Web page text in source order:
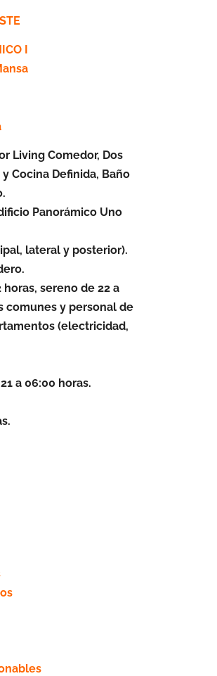
I
Living Comedor, Dos
Cocina Definida, Baño
Panorámico Uno
lateral y posterior).
sereno de 22 a
comunes y personal de
(electricidad,
a 06:00 horas.